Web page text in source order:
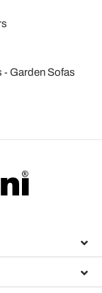
Garden Sofas